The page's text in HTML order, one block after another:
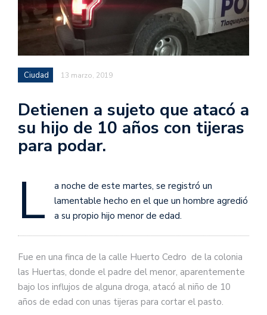
Ciudad 13 marzo, 2019
Detienen a sujeto que atacó a
su hijo de 10 años con tijeras
para podar.
L
a noche de este martes, se registró un
lamentable hecho en el que un hombre agredió
a su propio hijo menor de edad.
Fue en una finca de la calle Huerto Cedro de la colonia
las Huertas, donde el padre del menor, aparentemente
bajo los influjos de alguna droga, atacó al niño de 10
años de edad con unas tijeras para cortar el pasto.